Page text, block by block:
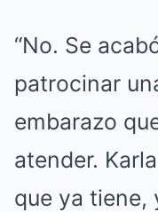
“No. Se
patrocinar
embarazo
atender.
que ya tiene,